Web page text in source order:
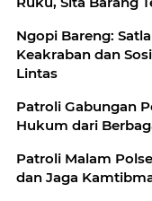
Ngopi Bareng:
Keakraban dan
Lintas
Patroli Gabungan
Hukum dari
Patroli Malam
dan Jaga